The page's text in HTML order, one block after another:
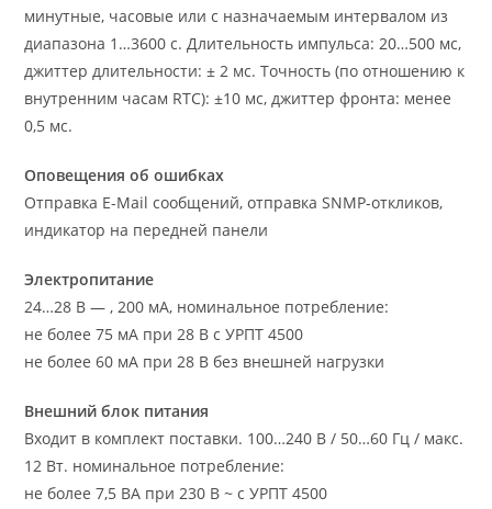
минутные, часовые или с назначаемым интервалом из
диапазона 1…3600 с. Длительность импульса: 20…500 мс,
джиттер длительности: ± 2 мс. Точность (по отношению к
внутренним часам RTC): ±10 мс, джиттер фронта: менее
0,5 мс.
Оповещения об ошибках
Отправка E-Mail сообщений, отправка SNMP-откликов,
индикатор на передней панели
Электропитание
24…28 В — , 200 мА, номинальное потребление:
не более 75 мА при 28 В с УРПТ 4500
не более 60 мА при 28 В без внешней нагрузки
Внешний блок питания
Входит в комплект поставки. 100…240 В / 50…60 Гц / макс.
12 Вт. номинальное потребление:
не более 7,5 ВА при 230 В ~ с УРПТ 4500